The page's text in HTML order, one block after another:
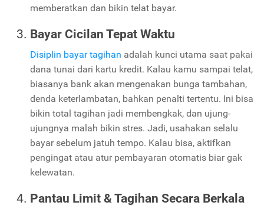
memberatkan dan bikin telat bayar.
Bayar Cicilan Tepat Waktu
Disiplin bayar tagihan adalah kunci utama saat pakai
dana tunai dari kartu kredit. Kalau kamu sampai telat,
biasanya bank akan mengenakan bunga tambahan,
denda keterlambatan, bahkan penalti tertentu. Ini bisa
bikin total tagihan jadi membengkak, dan ujung-
ujungnya malah bikin stres. Jadi, usahakan selalu
bayar sebelum jatuh tempo. Kalau bisa, aktifkan
pengingat atau atur pembayaran otomatis biar gak
kelewatan.
Pantau Limit & Tagihan Secara Berkala